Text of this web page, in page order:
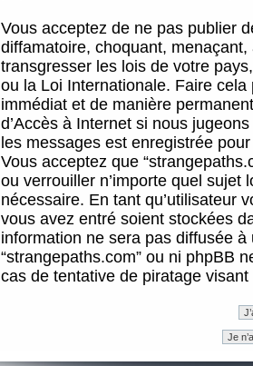
Vous acceptez de ne pas publier
diffamatoire, choquant,
transgresser les lois de votre
ou la Loi Internationale. Faire
immédiat et de manière
d’Accès à Internet si nous
les messages est enregistrée
Vous acceptez que
ou verrouiller n’importe quel sujet
nécessaire. En tant qu’utilisateur
vous avez entré soient stockées
information ne sera pas diffusée
“strangepaths.com” ou ni phpBB
cas de tentative de piratage